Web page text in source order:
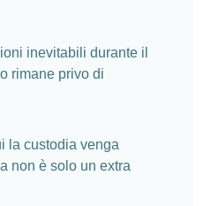
inevitabili durante il
rimane privo di
la custodia venga
non è solo un extra